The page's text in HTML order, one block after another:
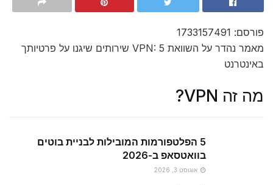
פורסם: 1733157491
מאמר נהדר על השוואת VPN: 5 שירותים שיגנו על פרטיותך
באינטרנט
מה זה VPN?
5 הפלטפורמות המובילות לבניית בוטים
בוואטסאפ ב-2026
אוגוסט 3, 2026